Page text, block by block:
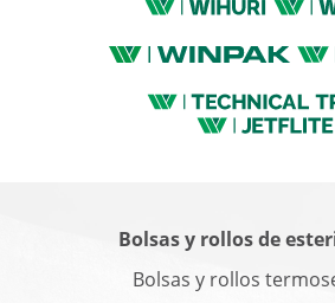
Bolsas y rollos de
Bolsas y rollos